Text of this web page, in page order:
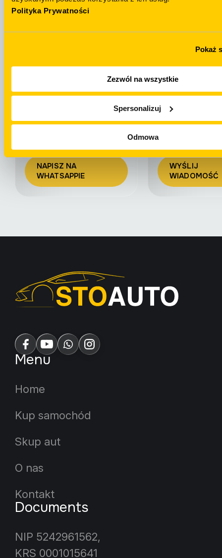
Polityka Prywatności
Pokaż
Zezwól na wszystkie
Spersonalizuj
Odmowa
TELEGRAMIE
WhatsApp
NAPISZ NA
WHATSAPPIE
Email
WYŚLIJ
WIADOMOŚĆ
Menu
Home
Kup samochód
Skup aut
O nas
Kontakt
Documents
NIP 5242961562,
KRS 0001015641